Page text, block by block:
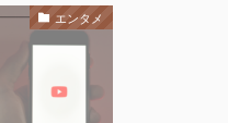
エンタメ